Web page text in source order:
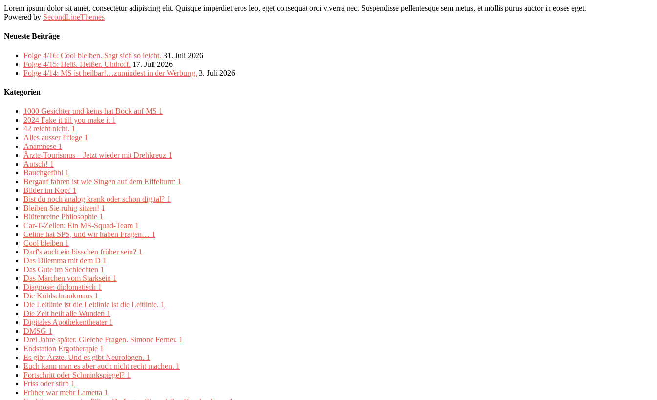
Lorem ipsum dolor sit amet, consectetur adipiscing elit. Quisque imperdiet eros leo, eget consequat orci viverra nec. Suspendisse pellentesque sem metus, et mollis purus auctor in eoses eget.
Powered by SecondLineThemes
Neueste Beiträge
Folge 4/16: Cool bleiben. Sagt sich so leicht. 31. Juli 2026
Folge 4/15: Heiß. Heißer. Uhthoff. 17. Juli 2026
Folge 4/14: MS ist heilbar!…zumindest in der Werbung. 3. Juli 2026
Kategorien
1000 Gesichter und keins hat Bock auf MS 1
2024 Fake it till you make it 1
42 reicht nicht. 1
Alles ausser Pflege 1
Anamnese 1
Ärzte-Tourismus – Jetzt wieder mit Drehkreuz 1
Autsch! 1
Bauchgefühl 1
Bergauf fahren ist wie Singen auf dem Eiffelturm 1
Bilder im Kopf 1
Bist du noch analog krank oder schon digital? 1
Bleiben Sie ruhig sitzen! 1
Blütenreine Philosophie 1
Car-T-Zellen: Ein MS-Squad-Team 1
Celine hat SPS, und wir haben Fragen… 1
Cool bleiben 1
Darf's auch ein bisschen früher sein? 1
Das Dilemma mit dem D 1
Das Gute im Schlechten 1
Das Märchen vom Starksein 1
Diagnose: diplomatisch 1
Die Kühlschrankmaus 1
Die Leitlinie ist die Leitlinie ist die Leitlinie. 1
Die Zeit heilt alle Wunden 1
Digitales Apothekentheater 1
DMSG 1
Drei Jahre später. Gleiche Fragen. Simone Ferner. 1
Endstation Ergotherapie 1
Es gibt Ärzte. Und es gibt Neurologen. 1
Euch kann man es aber auch nicht recht machen. 1
Fortschritt oder Schminkspiegel? 1
Friss oder stirb 1
Früher war mehr Lametta 1